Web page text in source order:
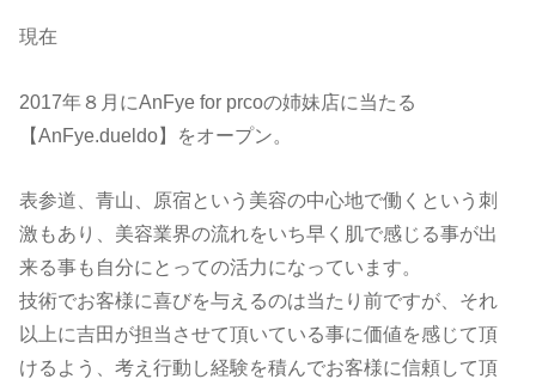
現在
2017年８月にAnFye for prcoの姉妹店に当たる
【AnFye.dueldo】をオープン。
表参道、青山、原宿という美容の中心地で働くという刺
激もあり、美容業界の流れをいち早く肌で感じる事が出
来る事も自分にとっての活力になっています。
技術でお客様に喜びを与えるのは当たり前ですが、それ
以上に吉田が担当させて頂いている事に価値を感じて頂
けるよう、考え行動し経験を積んでお客様に信頼して頂